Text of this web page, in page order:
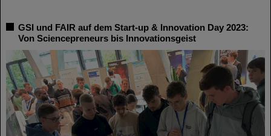
GSI und FAIR auf dem Start-up & Innovation Day 2023:
Von Sciencepreneurs bis Innovationsgeist